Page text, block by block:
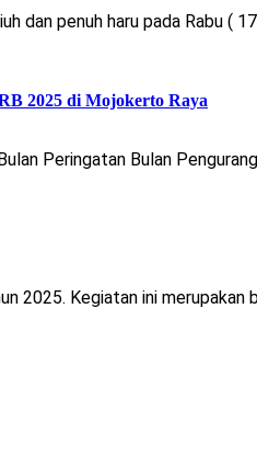
dan penuh haru pada Rabu
2025 di Mojokerto Raya
Peringatan Bulan
2025. Kegiatan ini